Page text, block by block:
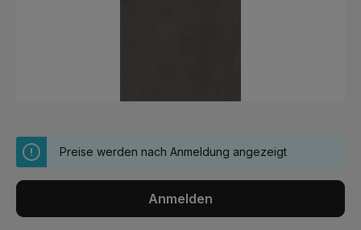
Preise werden nach Anmeldung angezeigt
Anmelden